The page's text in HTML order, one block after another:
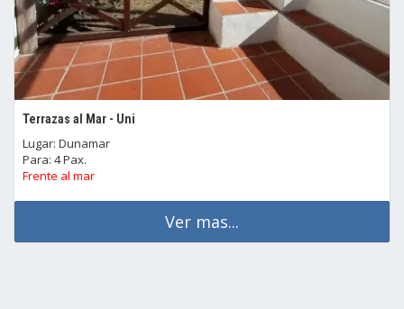
Terrazas al Mar - Uni
Lugar: Dunamar
Para: 4 Pax.
Frente al mar
Ver mas...